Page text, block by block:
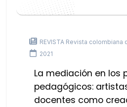
REVISTA Revista colombiana
2021
La mediación en los
pedagógicos:
docentes como